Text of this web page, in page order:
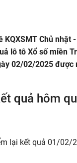
KQXSMT Chủ nhật
lô tô Xổ số miền
02/02/2025 được
quả hôm
lại kết quả 01/02/